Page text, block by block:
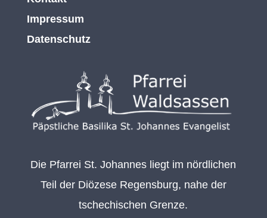
Impressum
Datenschutz
Die Pfarrei St. Johannes liegt im nördlichen
Teil der Diözese Regensburg, nahe der
tschechischen Grenze.